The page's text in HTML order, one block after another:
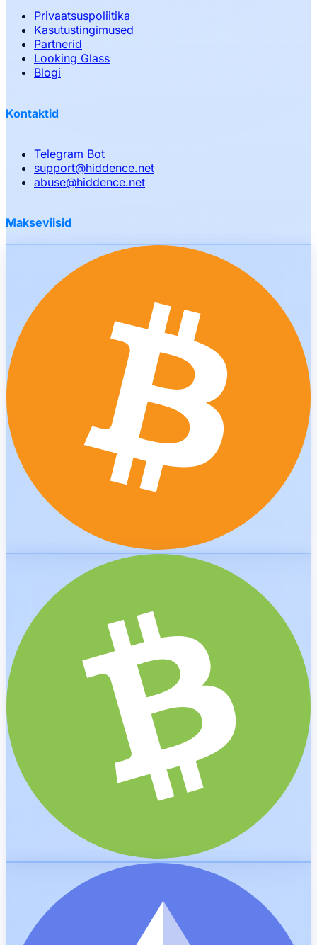
Privaatsuspoliitika
Kasutustingimused
Partnerid
Looking Glass
Blogi
Kontaktid
Telegram Bot
support@hiddence.net
abuse@hiddence.net
Makseviisid